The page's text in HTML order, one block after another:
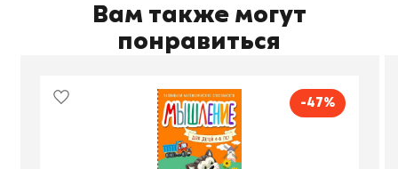
Вам также могут
понравиться
-47%